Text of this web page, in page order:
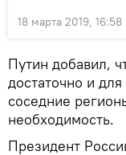
18 марта 2019, 16:58
Путин добавил,
достаточно и
соседние
необходимость.
Президент